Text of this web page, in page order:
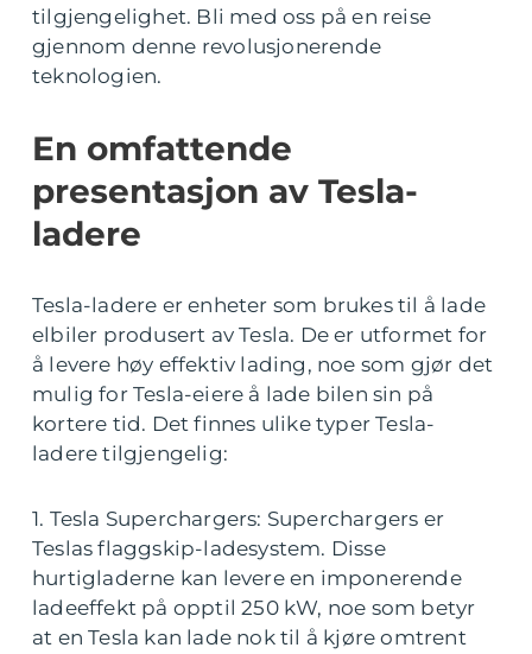
tilgjengelighet. Bli med oss på en reise
gjennom denne revolusjonerende
teknologien.
En omfattende
presentasjon av Tesla-
ladere
Tesla-ladere er enheter som brukes til å lade
elbiler produsert av Tesla. De er utformet for
å levere høy effektiv lading, noe som gjør det
mulig for Tesla-eiere å lade bilen sin på
kortere tid. Det finnes ulike typer Tesla-
ladere tilgjengelig:
1. Tesla Superchargers: Superchargers er
Teslas flaggskip-ladesystem. Disse
hurtigladerne kan levere en imponerende
ladeeffekt på opptil 250 kW, noe som betyr
at en Tesla kan lade nok til å kjøre omtrent